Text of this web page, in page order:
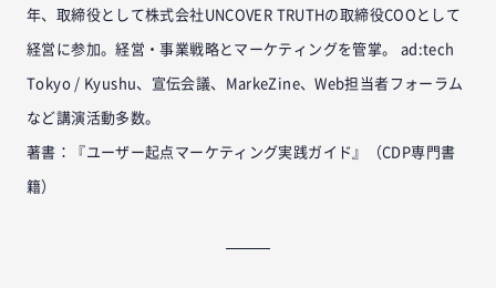
年、取締役として株式会社UNCOVER TRUTHの取締役COOとして
経営に参加。経営・事業戦略とマーケティングを管掌。 ad:tech
Tokyo / Kyushu、宣伝会議、MarkeZine、Web担当者フォーラム
など講演活動多数。
著書：『ユーザー起点マーケティング実践ガイド』（CDP専門書
籍）